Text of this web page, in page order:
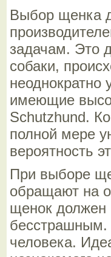
Выбор щенка
задачам. Это
собаки,
неоднократно
имеющие
Schutzhund.
полной мере
вероятность
При выборе
обращают на
щенок должен
бесстрашным.
человека.